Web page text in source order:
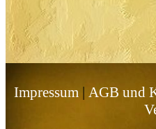
Impressum| AGB und